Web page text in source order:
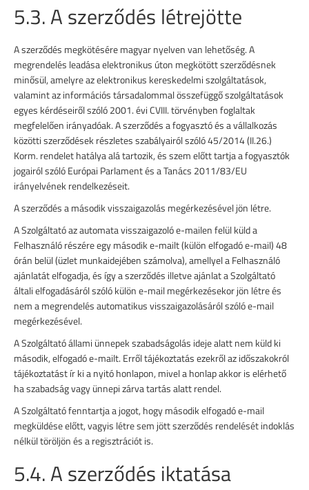
5.3. A szerződés létrejötte
A szerződés megkötésére magyar nyelven van lehetőség. A
megrendelés leadása elektronikus úton megkötött szerződésnek
minősül, amelyre az elektronikus kereskedelmi szolgáltatások,
valamint az információs társadalommal összefüggő szolgáltatások
egyes kérdéseiről szóló 2001. évi CVIII. törvényben foglaltak
megfelelően irányadóak. A szerződés a fogyasztó és a vállalkozás
közötti szerződések részletes szabályairól szóló 45/2014 (II.26.)
Korm. rendelet hatálya alá tartozik, és szem előtt tartja a fogyasztók
jogairól szóló Európai Parlament és a Tanács 2011/83/EU
irányelvének rendelkezéseit.
A szerződés a második visszaigazolás megérkezésével jön létre.
A Szolgáltató az automata visszaigazoló e-mailen felül küld a
Felhasználó részére egy második e-mailt (külön elfogadó e-mail) 48
órán belül (üzlet munkaidejében számolva), amellyel a Felhasználó
ajánlatát elfogadja, és így a szerződés illetve ajánlat a Szolgáltató
általi elfogadásáról szóló külön e-mail megérkezésekor jön létre és
nem a megrendelés automatikus visszaigazolásáról szóló e-mail
megérkezésével.
A Szolgáltató állami ünnepek szabadságolás ideje alatt nem küld ki
második, elfogadó e-mailt. Erről tájékoztatás ezekről az időszakokról
tájékoztatást ír ki a nyitó honlapon, mivel a honlap akkor is elérhető
ha szabadság vagy ünnepi zárva tartás alattrendel.
A Szolgáltató fenntartja a jogot, hogy második elfogadó e-mail
megküldése előtt, vagyis létre sem jött szerződés rendelését indoklás
nélkül töröljön és a regisztrációt is.
5.4. A szerződés iktatása